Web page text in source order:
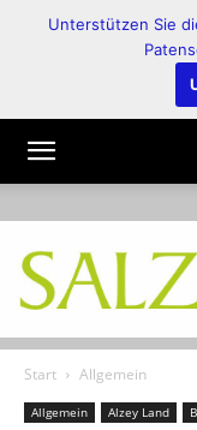
Start Allgemein
Allgemein Alzey Land
Unterstützen Sie